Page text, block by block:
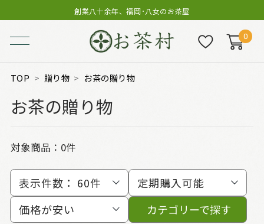
創業八十余年、福岡･八女のお茶屋
0
TOP 贈り物 お茶の贈り物
お茶の贈り物
対象商品：0件
表示件数： 60件
定期購入可能
価格が安い
カテゴリーで探す